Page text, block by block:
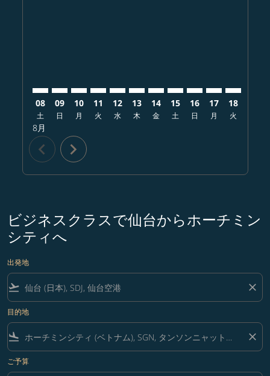
08
土
8月
09
日
10
月
11
火
12
水
13
木
14
金
15
土
16
日
17
月
18
火
chevron_left chevron_right
ビジネスクラスで仙台からホーチミン
シティへ
出発地
flight_takeoff close
目的地
flight_land close
ご予算